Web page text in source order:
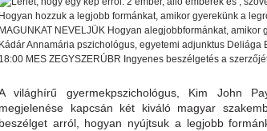
világhírű gyermekpszichológus, Kim John
megjelenése kapcsán két kiváló magyar
beszélget arról, hogyan nyújtsuk a legjobb